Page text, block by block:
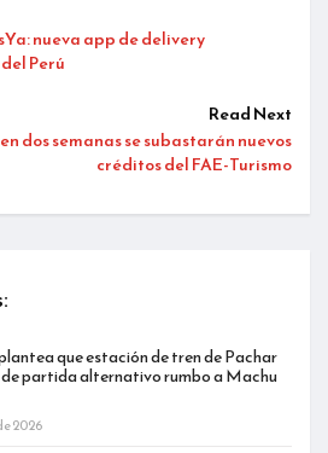
nueva app de delivery
Perú
Read Next
dos semanas se subastarán nuevos
créditos del FAE-Turismo
que estación de tren de Pachar
partida alternativo rumbo a Machu
2026